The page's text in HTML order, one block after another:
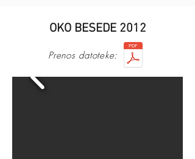
OKO BESEDE 2012
Prenos datoteke: